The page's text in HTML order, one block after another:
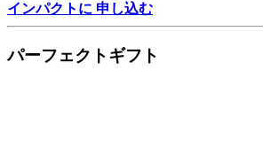
インパクトに 申し込む
パーフェクトギフト